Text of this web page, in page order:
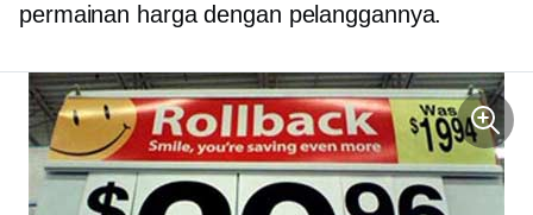
permainan harga dengan pelanggannya.